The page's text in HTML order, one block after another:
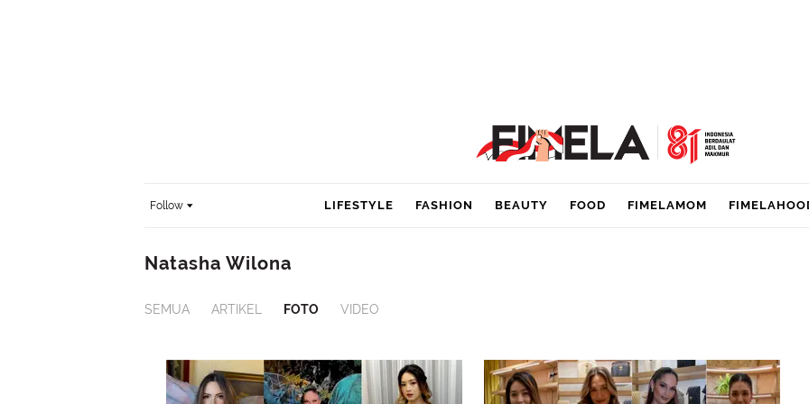
Follow LIFESTYLE FASHION BEAUTY FOOD FIMELAMOM
Natasha Wilona
SEMUA ARTIKEL FOTO VIDEO